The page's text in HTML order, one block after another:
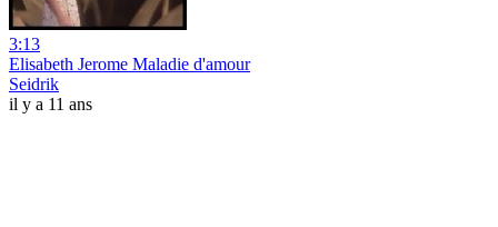
3:13
Elisabeth Jerome Maladie d'amour
Seidrik
il y a 11 ans